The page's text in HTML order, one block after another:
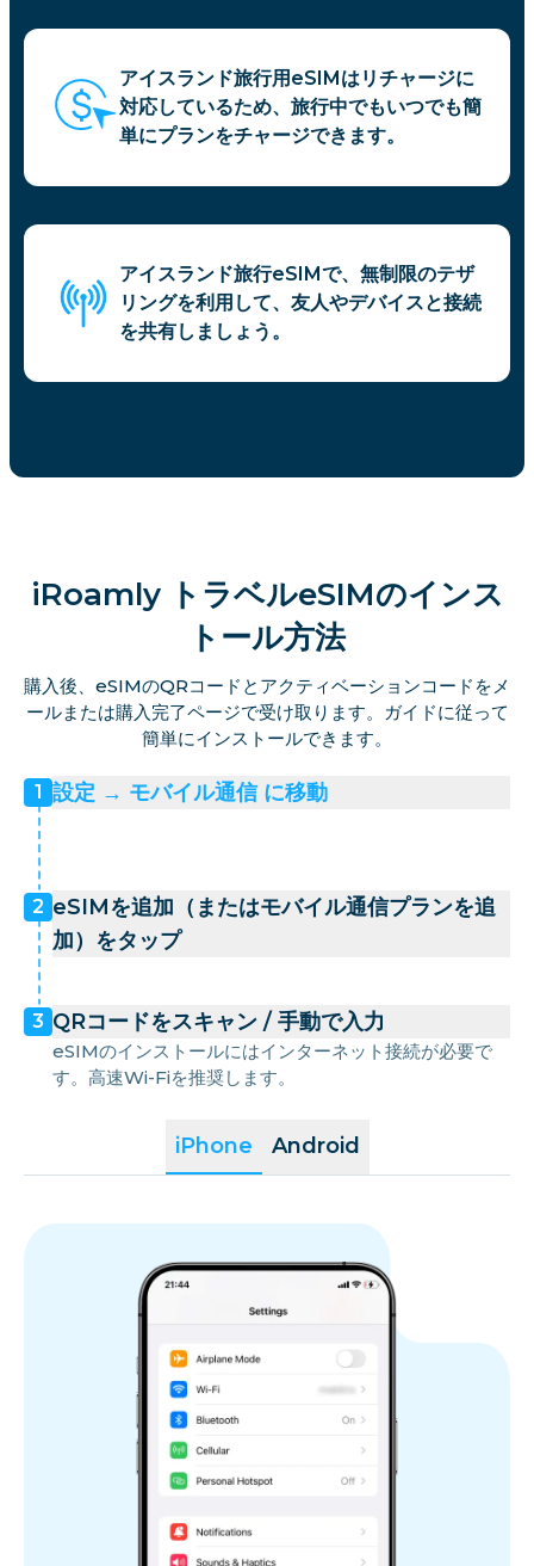
アイスランド旅行用eSIMはリチャージに
対応しているため、旅行中でもいつでも簡
単にプランをチャージできます。
アイスランド旅行eSIMで、無制限のテザ
リングを利用して、友人やデバイスと接続
を共有しましょう。
iRoamly トラベルeSIMのインス
トール方法
購入後、eSIMのQRコードとアクティベーションコードをメ
ールまたは購入完了ページで受け取ります。ガイドに従って
簡単にインストールできます。
iPhone Android
1 設定 → モバイル通信 に移動
2 eSIMを追加（またはモバイル通信プランを追
加）をタップ
3 QRコードをスキャン / 手動で入力
eSIMのインストールにはインターネット接続が必要で
す。高速Wi-Fiを推奨します。